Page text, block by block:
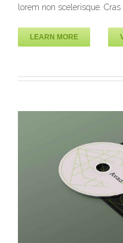
lorem non scelerisque.
LEARN MORE